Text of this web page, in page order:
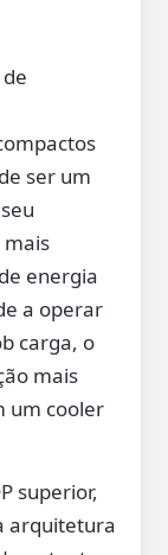
ser um
mais
energia
a operar
carga, o
mais
um cooler
superior,
arquitetura